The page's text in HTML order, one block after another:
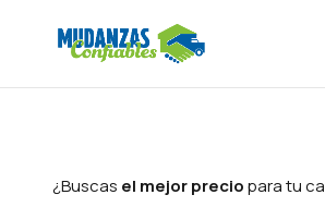
¿Buscas el mejor preciopara tu